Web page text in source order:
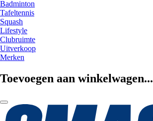
Badminton
Tafeltennis
Squash
Lifestyle
Clubruimte
Uitverkoop
Merken
Toevoegen aan winkelwagen...